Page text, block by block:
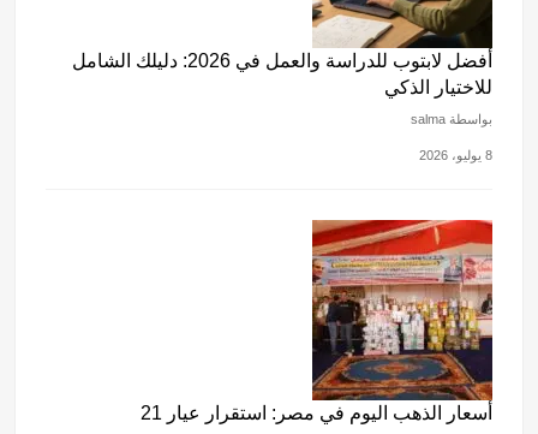
أفضل لابتوب للدراسة والعمل في 2026: دليلك الشامل
للاختيار الذكي
بواسطة salma
8 يوليو، 2026
أسعار الذهب اليوم في مصر: استقرار عيار 21